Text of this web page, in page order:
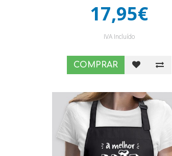
17,95€
IVA Incluído
COMPRAR